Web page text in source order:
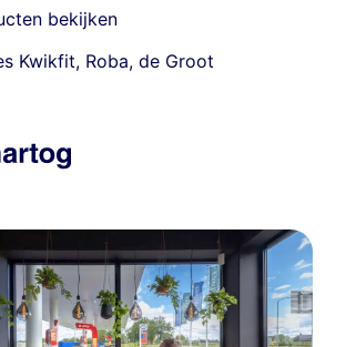
bekijken
s Kwikfit, Roba,de Groot